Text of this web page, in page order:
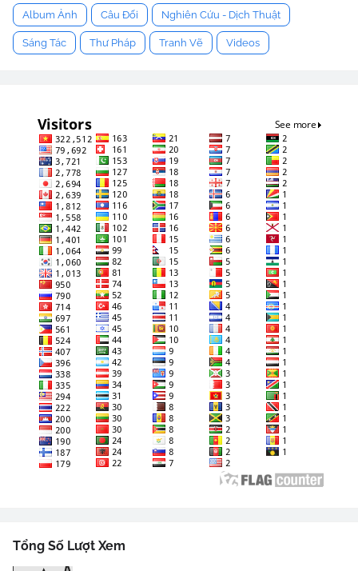
Album Ảnh Câu Đối Nghiên Cứu - Dịch Thuật
Sáng Tác Thư Pháp Tranh Vẽ Videos
Tổng Số Lượt Xem